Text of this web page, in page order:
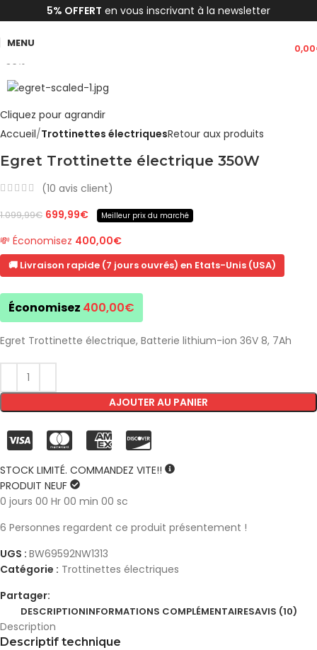
5% OFFERT en vous inscrivant à la newsletter
MENU 0,00
-36%
Cliquez pour agrandir
Accueil Trottinettes électriquesRetour aux produits
Egret Trottinette électrique 350W
(10 avis client)
1.099,99€ 699,99€ Meilleur prix du marché
💸 Économisez 400,00€
🚚 Livraison rapide (7 jours ouvrés) en Etats-Unis (USA)
Économisez 400,00€
Egret Trottinette électrique, Batterie lithium-ion 36V 8, 7Ah
AJOUTER AU PANIER
STOCK LIMITÉ. COMMANDEZ VITE!!
PRODUIT NEUF
0 jours 00 Hr 00 min 00 sc
6 Personnes regardent ce produit présentement !
UGS : BW69592NW1313
Catégorie : Trottinettes électriques
Partager:
DESCRIPTIONINFORMATIONS COMPLÉMENTAIRESAVIS (10)
Description
Descriptif technique